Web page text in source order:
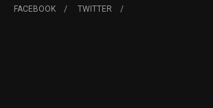
FACEBOOK TWITTER